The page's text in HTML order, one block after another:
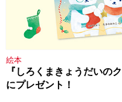
絵本
『しろくまきょうだいの
にプレゼント！